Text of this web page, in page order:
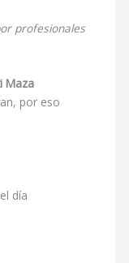
profesionales
Maza
por eso
día